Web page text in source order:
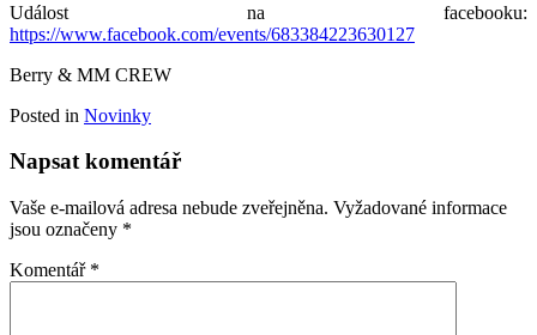
Událost na facebooku:
https://www.facebook.com/events/683384223630127
Berry & MM CREW
Posted in Novinky
Napsat komentář
Vaše e-mailová adresa nebude zveřejněna. Vyžadované informace
jsou označeny *
Komentář *